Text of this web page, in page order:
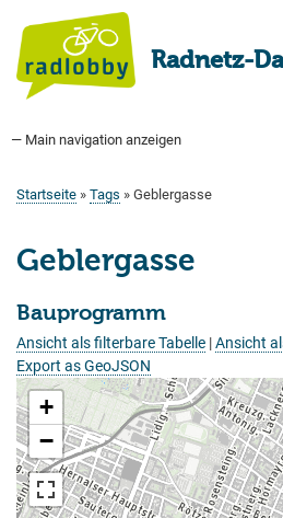
Inhalt
Radnetz-
Main
— Main navigation anzeigen
Startseite
Bauprogramm
Aktuell Geplant
Weitere Bauprojekte
Hauptradverkehrsnetz
Bezirke
Medienberichte
Tags
Über uns
Startseite Tags Geblergasse
Geblergasse
Bauprogramm
Ansicht als filterbare Tabelle |Ansicht
Export as GeoJSON
+
−